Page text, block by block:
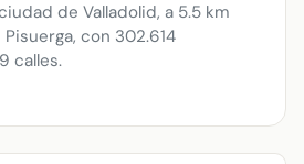
de Valladolid, a 5.5 km
con 302.614
calles.